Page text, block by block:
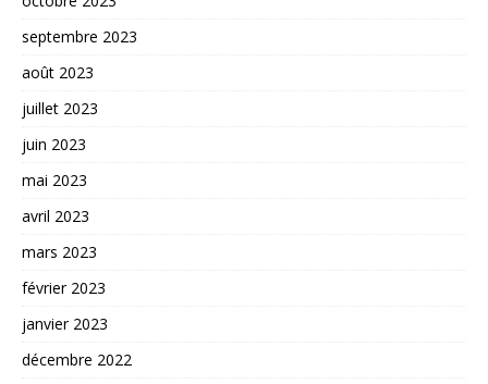
septembre 2023
août 2023
juillet 2023
juin 2023
mai 2023
avril 2023
mars 2023
février 2023
janvier 2023
décembre 2022